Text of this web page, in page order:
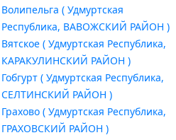
Волипельга ( Удмуртская
Республика, ВАВОЖСКИЙ РАЙОН )
Вятское ( Удмуртская Республика,
КАРАКУЛИНСКИЙ РАЙОН )
Гобгурт ( Удмуртская Республика,
СЕЛТИНСКИЙ РАЙОН )
Грахово ( Удмуртская Республика,
ГРАХОВСКИЙ РАЙОН )